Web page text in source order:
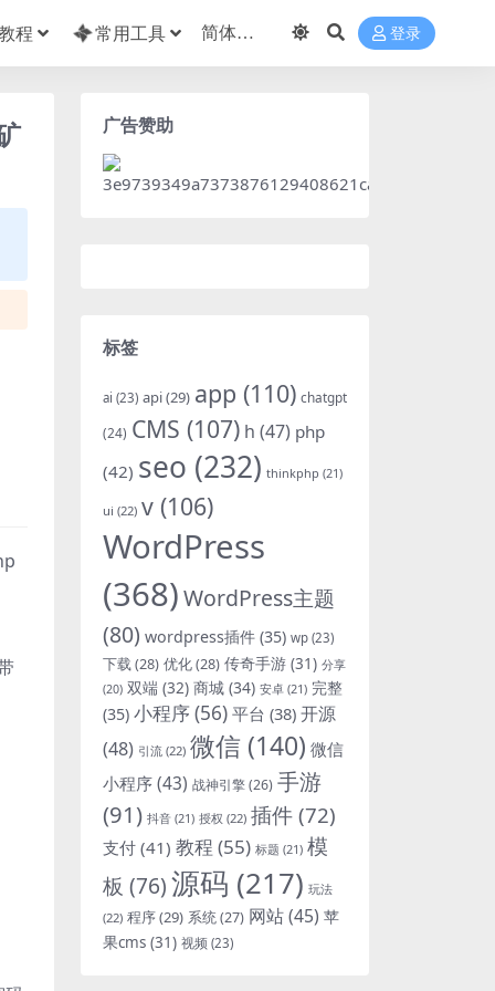
程 常用工具 登录
广告赞助
标签
ai (23) api(29) app (110) chatgpt
(24) CMS (107) h (47) php
(42) seo (232) thinkphp (21)
ui (22) v (106)
WordPress
(368)WordPress主题
(80) wordpress插件 (35) wp (23)
下载(28) 优化(28) 传奇手游 (31) 分享
(20) 双端 (32) 商城 (34) 安卓 (21) 完整
(35) 小程序(56) 平台 (38) 开源
(48) 引流 (22) 微信 (140) 微信
小程序(43) 战神引擎(26) 手游
(91) 抖音 (21) 授权 (22) 插件 (72)
支付 (41) 教程 (55) 标题 (21) 模
板 (76)源码 (217) 玩法
(22) 程序(29) 系统(27) 网站(45) 苹
果cms (31) 视频 (23)